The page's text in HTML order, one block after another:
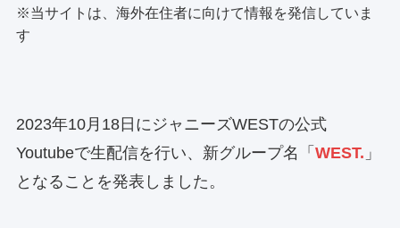
※当サイトは、海外在住者に向けて情報を発信していま
す
2023年10月18日にジャニーズWESTの公式
Youtubeで生配信を行い、新グループ名「 WEST. 」
となることを発表しました。